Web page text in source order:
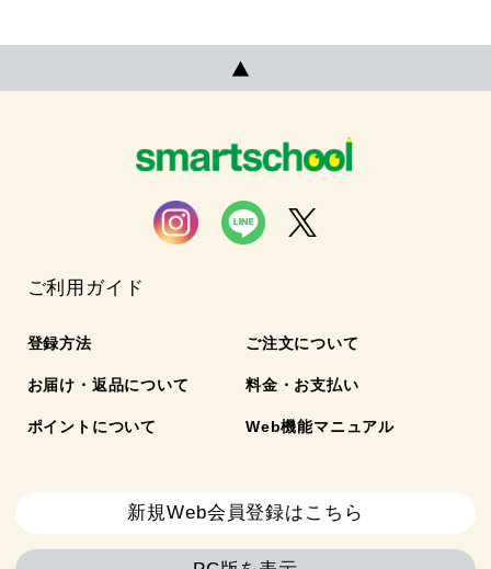
ご利用ガイド
登録方法 ご注文について
お届け・返品について 料金・お支払い
ポイントについて Web機能マニュアル
新規Web会員登録はこちら